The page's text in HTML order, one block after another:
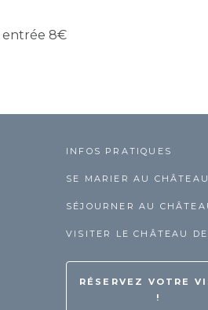
entrée 8€
INFOS PRATIQUES
SE MARIER AU
SÉJOURNER AU
VISITER LE CHÂTEAU DE
RÉSERVEZ VOTRE
!